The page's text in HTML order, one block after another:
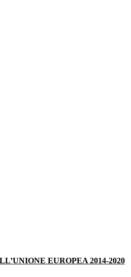
EUROPEA 2014-2020